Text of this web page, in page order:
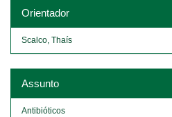
Orientador
Scalco, Thaís
Assunto
Antibióticos